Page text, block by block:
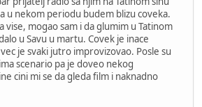
u nekom periodu budem blizu coveka.
vise, mogao sam i da glumim u Tatinom
u Savu u martu. Covek je inace
je svaki jutro improvizovao. Posle su
scenario pa je doveo nekog
cini mi se da gleda film i naknadno